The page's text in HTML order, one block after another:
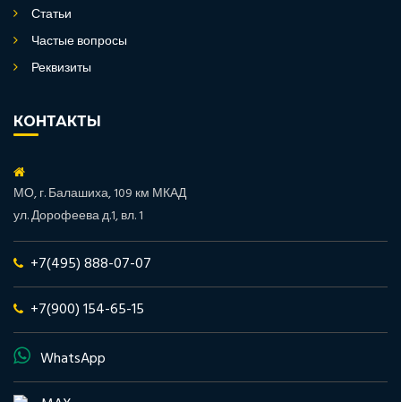
Статьи
Частые вопросы
Реквизиты
КОНТАКТЫ
МО, г. Балашиха, 109 км МКАД
ул. Дорофеева д.1, вл. 1
+7(495) 888-07-07
+7(900) 154-65-15
WhatsApp